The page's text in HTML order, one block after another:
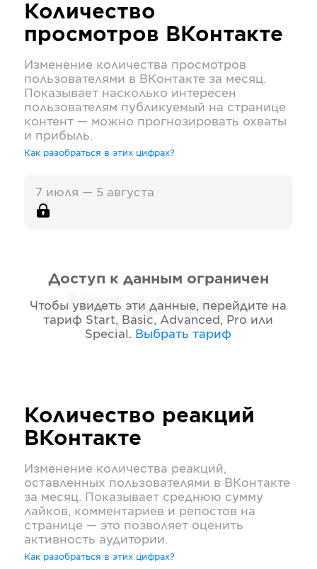
Количество
просмотров ВКонтакте
Изменение количества просмотров
пользователями в ВКонтакте за месяц.
Показывает насколько интересен
пользователям публикуемый на странице
контент — можно прогнозировать охваты
и прибыль.
Как разобраться в этих цифрах?
7 июля — 5 августа
Нет данных
Доступ к данным ограничен
Чтобы увидеть эти данные, перейдите на
тариф Start, Basic, Advanced, Pro или
Special . Выбрать тариф
Количество реакций
ВКонтакте
Изменение количества реакций,
оставленных пользователями в ВКонтакте
за месяц. Показывает среднюю сумму
лайков, комментариев и репостов на
странице — это позволяет оценить
активность аудитории.
Как разобраться в этих цифрах?